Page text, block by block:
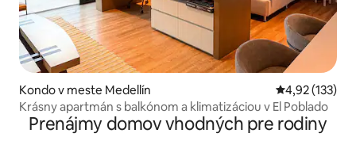
Kondo v meste Medellín Priemerné
4,92 (133)
Krásny apartmán s balkónom a klimatizáciou v El Poblado
Prenájmy domov vhodných pre rodiny